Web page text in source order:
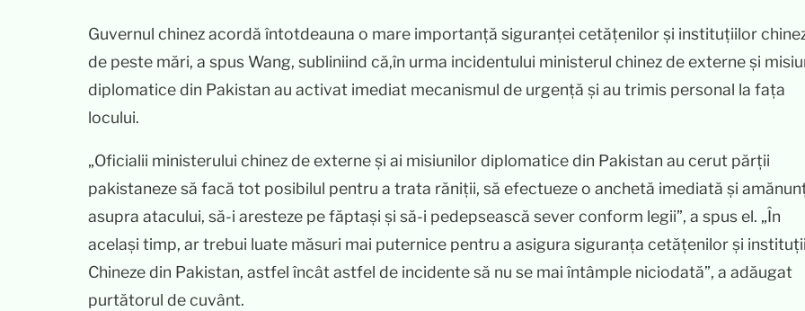
Guvernul chinez acordă întotdeauna o mare importanță siguranței cetățenilor și instituțiilor
de peste mări, a spus Wang, subliniind că,în urma incidentului ministerul chinez de externe și
diplomatice din Pakistan au activat imediat mecanismul de urgență și au trimis personal la fața
locului.
„Oficialii ministerului chinez de externe și ai misiunilor diplomatice din Pakistan au cerut părții
pakistaneze să facă tot posibilul pentru a trata răniții, să efectueze o anchetă imediată și
asupra atacului, să-i aresteze pe făptași și să-i pedepsească sever conform legii”, a spus el. „În
același timp, ar trebui luate măsuri mai puternice pentru a asigura siguranța cetățenilor și
Chineze din Pakistan, astfel încât astfel de incidente să nu se mai întâmple niciodată”, a adăugat
purtătorul de cuvânt.